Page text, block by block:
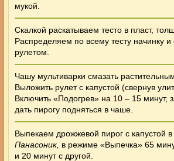
мукой.
Скалкой раскатываем тесто в пласт,
Распределяем по всему тесту начинку и
рулетом.
Чашу мультиварки смазать
Выложить рулет с капустой (свернув
Включить «Подогрев» на 10 – 15 минут,
дать пирогу подняться в чаше.
Выпекаем дрожжевой пирог с капустой в
Панасоник, в режиме «Выпечка» 65
и 20 минут с другой.